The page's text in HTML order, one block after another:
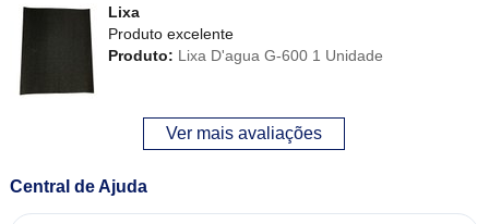
Lixa
Produto excelente
Produto: Lixa D'agua G-600 1 Unidade
Ver mais avaliações
Central de Ajuda